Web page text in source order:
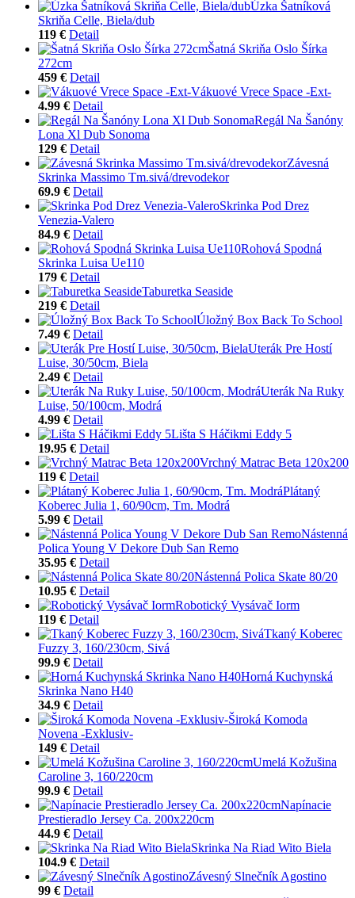
Úzka Šatníková
Skriňa Celle, Biela/dub
119 € Detail
Šatná Skriňa Oslo Šírka
272cm
459 € Detail
Vákuové Vrece Space -Ext-
4.99 € Detail
Regál Na Šanóny
Lona Xl Dub Sonoma
129 € Detail
Závesná
Skrinka Massimo Tm.sivá/drevodekor
69.9 € Detail
Skrinka Pod Drez
Venezia-Valero
84.9 € Detail
Rohová Spodná
Skrinka Luisa Ue110
179 € Detail
Taburetka Seaside
219 € Detail
Úložný Box Back To School
7.49 € Detail
Uterák Pre Hostí
Luise, 30/50cm, Biela
2.49 € Detail
Uterák Na Ruky
Luise, 50/100cm, Modrá
4.99 € Detail
Lišta S Háčikmi Eddy 5
19.95 € Detail
Vrchný Matrac Beta 120x200
119 € Detail
Plátaný
Koberec Julia 1, 60/90cm, Tm. Modrá
5.99 € Detail
Nástenná
Polica Young V Dekore Dub San Remo
35.95 € Detail
Nástenná Polica Skate 80/20
10.95 € Detail
Robotický Vysávač Iorm
119 € Detail
Tkaný Koberec
Fuzzy 3, 160/230cm, Sivá
99.9 € Detail
Horná Kuchynská
Skrinka Nano H40
34.9 € Detail
Široká Komoda
Novena -Exklusiv-
149 € Detail
Umelá Kožušina
Caroline 3, 160/220cm
99.9 € Detail
Napínacie
Prestieradlo Jersey Ca. 200x220cm
44.9 € Detail
Skrinka Na Riad Wito Biela
104.9 € Detail
Závesný Slnečník Agostino
99 € Detail